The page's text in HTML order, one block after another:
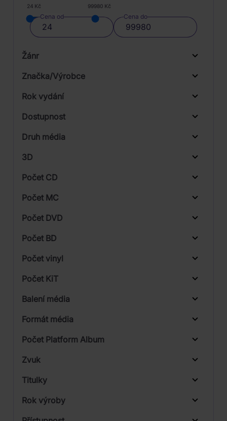
24 Kč 99980 Kč
Cena od Cena do
Žánr
Značka/Výrobce
Rok vydání
Od
Dostupnost
Druh média
3D
Počet CD
Počet MC
Počet DVD
Počet BD
Počet vinyl
Počet KiT
Balení média
Formát média
Počet Platform Album
Zvuk
Titulky
Rok výroby